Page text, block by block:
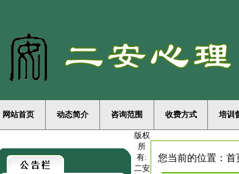
网站首页 动态简介 咨询范围 收费方式 培训
您当前的位置： 首
版权
所
有:
二安